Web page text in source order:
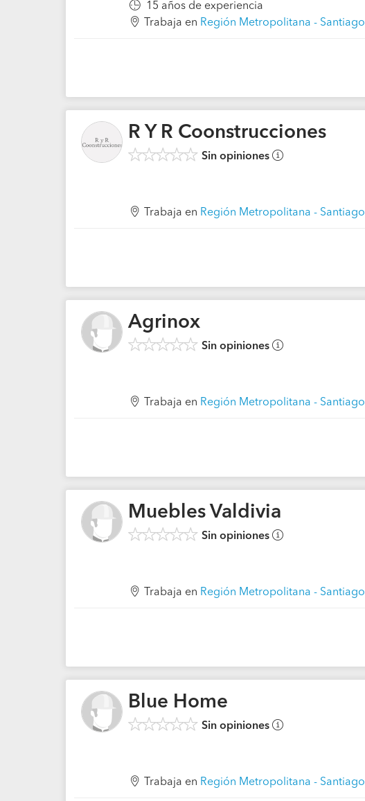
15 años de experiencia
Trabaja en Región Metropolitana - Santiago
R Y R Coonstrucciones
Sin opiniones
Trabaja en Región Metropolitana - Santiago
Agrinox
Sin opiniones
Trabaja en Región Metropolitana - Santiago
Muebles Valdivia
Sin opiniones
Trabaja en Región Metropolitana - Santiago
Blue Home
Sin opiniones
Trabaja en Región Metropolitana - Santiago